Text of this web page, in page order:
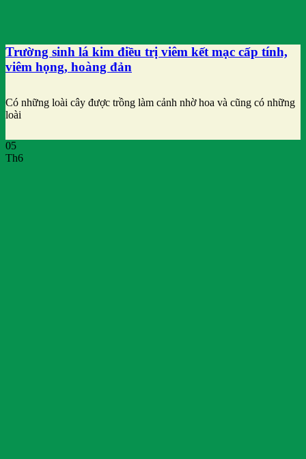
Trường sinh lá kim điều trị viêm kết mạc cấp tính,
viêm họng, hoàng đản
Có những loài cây được trồng làm cảnh nhờ hoa và cũng có những
loài
05
Th6